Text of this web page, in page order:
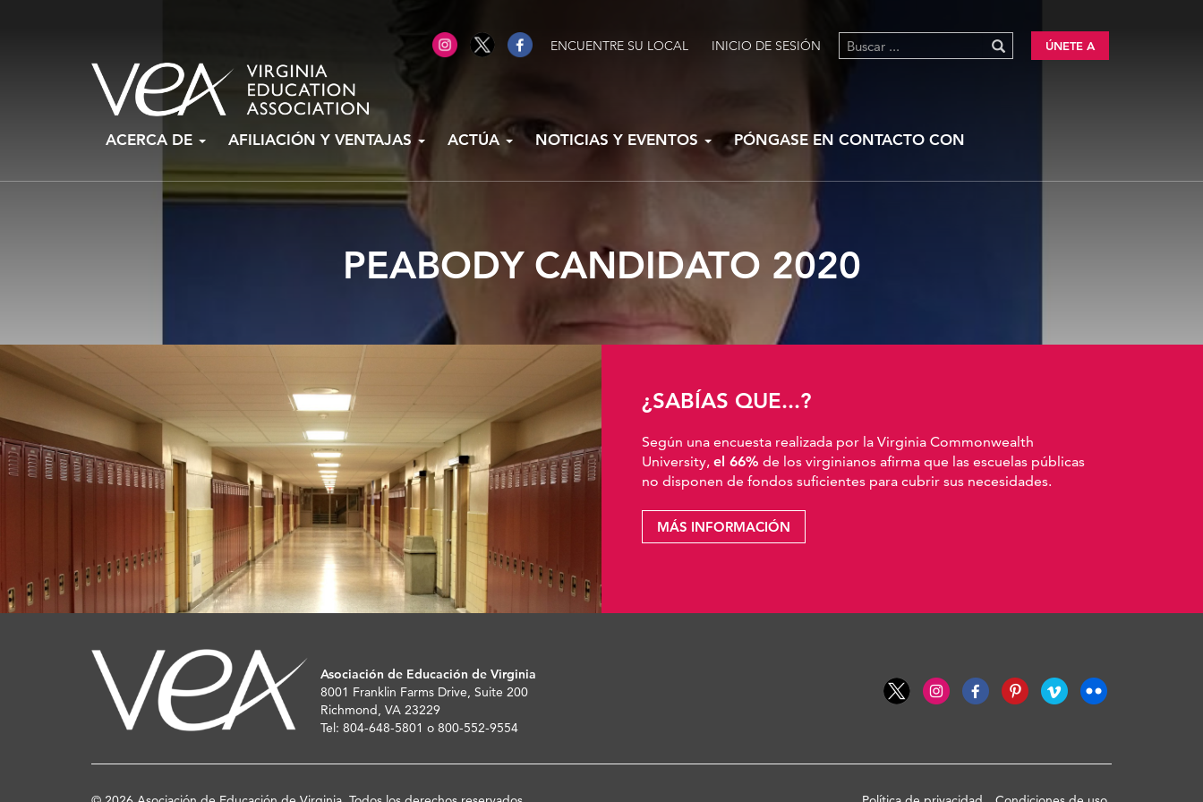
ENCUENTRE SU LOCAL INICIO DE SESIÓN ÚNETE A
ACERCA DE AFILIACIÓN Y VENTAJAS ACTÚA NOTICIAS Y EVENTOS PÓNGASE EN CONTACTO CON
PEABODY CANDIDATO 2020
¿SABÍAS QUE...?
Según una encuesta realizada por la Virginia Commonwealth
University, el 66% de los virginianos afirma que las escuelas públicas
no disponen de fondos suficientes para cubrir sus necesidades.
MÁS INFORMACIÓN
Asociación de Educación de Virginia
8001 Franklin Farms Drive, Suite 200
Richmond, VA 23229
Tel: 804-648-5801 o 800-552-9554